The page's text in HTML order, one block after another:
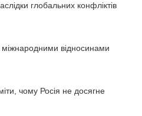
глобальних конфліктів
міжнародними відносинами
чому Росія не досягне